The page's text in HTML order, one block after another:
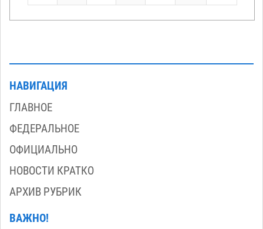
НАВИГАЦИЯ
ГЛАВНОЕ
ФЕДЕРАЛЬНОЕ
ОФИЦИАЛЬНО
НОВОСТИ КРАТКО
АРХИВ РУБРИК
ВАЖНО!